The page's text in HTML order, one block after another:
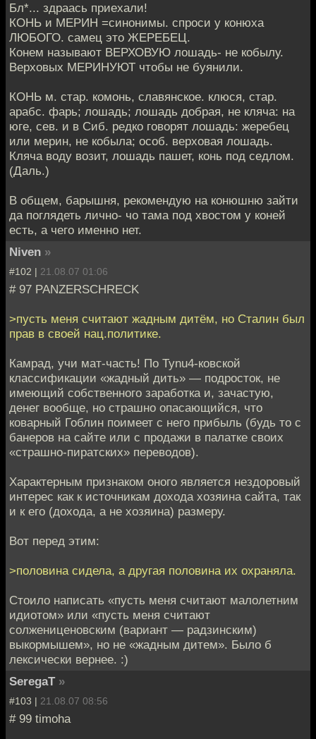
Бл*... здраась приехали!
КОНЬ и МЕРИН =синонимы. спроси у конюха
ЛЮБОГО. самец это ЖЕРЕБЕЦ.
Конем называют ВЕРХОВУЮ лошадь- не кобылу.
Верховых МЕРИНУЮТ чтобы не буянили.
КОНЬ м. стар. комонь, славянское. клюся, стар.
арабс. фарь; лошадь; лошадь добрая, не кляча: на
юге, сев. и в Сиб. редко говорят лошадь: жеребец
или мерин, не кобыла; особ. верховая лошадь.
Кляча воду возит, лошадь пашет, конь под седлом.
(Даль.)
В общем, барышня, рекомендую на конюшню зайти
да поглядеть лично- чо тама под хвостом у коней
есть, а чего именно нет.
Niven »
#102 | 21.08.07 01:06
# 97 PANZERSCHRECK
>пусть меня считают жадным дитём, но Сталин был
прав в своей нац.политике.
Камрад, учи мат-часть! По Tynu4-ковской
классификации «жадный дить» — подросток, не
имеющий собственного заработка и, зачастую,
денег вообще, но страшно опасающийся, что
коварный Гоблин поимеет с него прибыль (будь то с
банеров на сайте или с продажи в палатке своих
«страшно-пиратских» переводов).
Характерным признаком оного является нездоровый
интерес как к источникам дохода хозяина сайта, так
и к его (дохода, а не хозяина) размеру.
Вот перед этим:
>половина сидела, а другая половина их охраняла.
Стоило написать «пусть меня считают малолетним
идиотом» или «пусть меня считают
солжениценовским (вариант — радзинским)
выкормышем», но не «жадным дитем». Было б
лексически вернее. :)
SeregaT »
#103 | 21.08.07 08:56
# 99 timoha